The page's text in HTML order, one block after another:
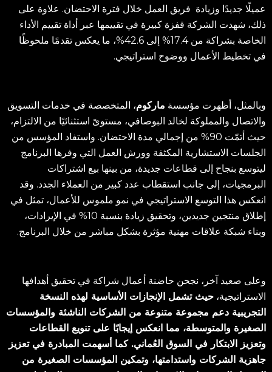
عميلًا جديدًا وزيادة فريق العمل خلال فترة الاحتضان. علاوة على
ذلك، شهدت الشركة قفزة كبيرة في تقييمها عبر أداة تقييم الأداء
الخاصة بشراكة من 17.4% إلى 42.6%، ما يعكس تقدمًا ملحوظًا
في تخطيط الأعمال ووضوح استراتيجي.
وبالمثل، أظهرت مؤسسة ماركوم، المتخصصة في خدمات التسويق
والاتصال والمملوكة لخالد البوصافي، مستوىً استثنائيًا من الالتزام،
حيث أتمّت 90% من إجمالي مدة الاحتضان. واستفاد المؤسس من
الجلسات الاستشارية المكثفة وورش العمل التي وفرها البرنامج
ليتوسع بنجاح إلى قطاعات جديدة، من بينها بيع اشتراكات
البرمجيات، إلى جانب استقطاب عدد كبير من العملاء الجدد. وقد
انعكس هذا التوسع الاستراتيجي في نمو ملموس للأعمال، تمثل في
إطلاق منتجين جديدين، وتحقيق زيادة بنسبة 10% في الإيرادات،
وبناء شبكة علاقات مهنية مؤثرة بشكل مباشر من خلال البرنامج.
وعلى صعيد آخر، نجحن حاضنة أعمال شراكة في تحقيق أهدافها
الاستراتيجية، حيث تشمل الإنجازات الأساسية لهذه النسخة
التجريبية دعم مجموعة متنوعة من الشركات الناشئة والمؤسسات
الصغيرة والمتوسطة، مما انعكس إيجابًا على تنويع القطاعات
وتعزيز الابتكار في السوق العُماني. كما أسهمت المبادرة في تعزيز
جاهزية الشركات واستدامتها، وتمكين المؤسسات الصغيرة من